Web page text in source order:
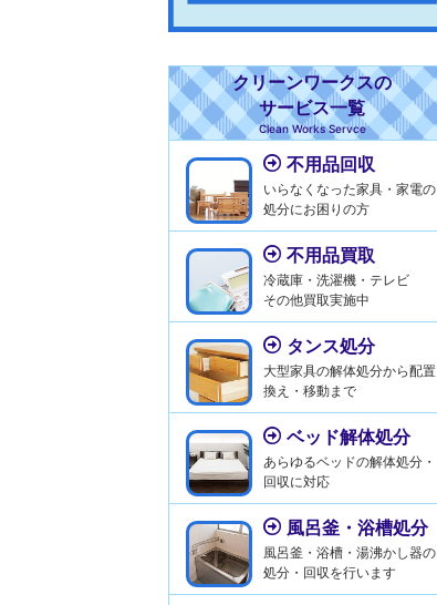
クリーンワークスの
サービス一覧
Clean Works Servce
不用品回収
いらなくなった家具・家電の
処分にお困りの方
不用品買取
冷蔵庫・洗濯機・テレビ
その他買取実施中
タンス処分
大型家具の解体処分から配置
換え・移動まで
ベッド解体処分
あらゆるベッドの解体処分・
回収に対応
風呂釜・浴槽処分
風呂釜・浴槽・湯沸かし器の
処分・回収を行います